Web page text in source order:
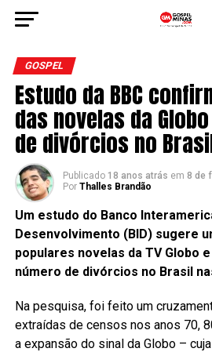
GOSPEL
Estudo da BBC
das novelas da
de divórcios no
Publicado 18 anos atrás em 8 de
Por Thalles Brandão
Um estudo do Banco
Desenvolvimento (BID) sugere
populares novelas da TV Globo
número de divórcios no Brasil
Na pesquisa, foi feito um
extraídas de censos nos anos 70,
a expansão do sinal da Globo –